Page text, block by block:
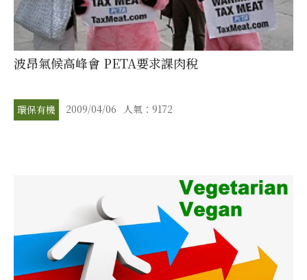
波昂氣候高峰會 PETA要求課肉稅
環保有機 2009/04/06 人氣：9172